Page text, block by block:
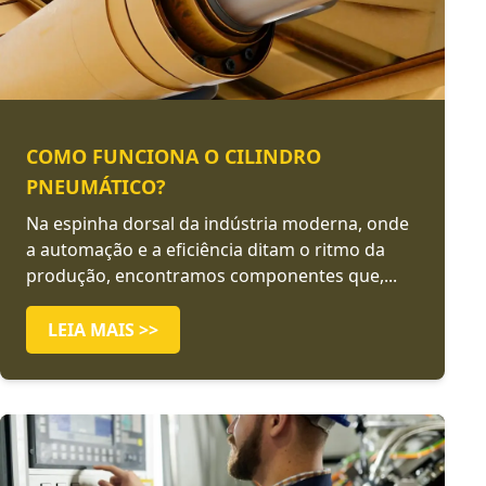
COMO FUNCIONA O CILINDRO
PNEUMÁTICO?
Na espinha dorsal da indústria moderna, onde
a automação e a eficiência ditam o ritmo da
produção, encontramos componentes que,...
LEIA MAIS >>